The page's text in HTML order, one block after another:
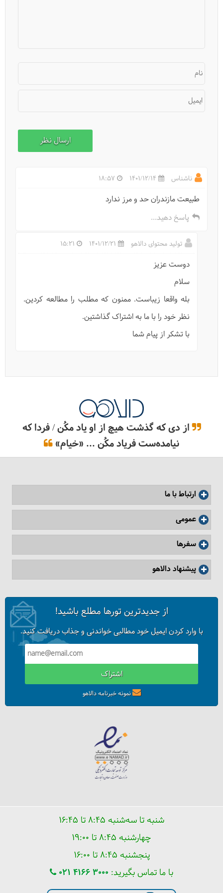
آبشار هریجان کجاست؟
آبشار سمبی کجاست؟
نام
ایمیل
ناشناس 1401/12/14
18:57
طبیعت مازندران حد و مرز ندارد
پاسخ دهید...
تولید محتوای دالاهو 1401/12/21
15:21
دوست عزیز
سلام
بله واقعا زیباست. ممنون که مطلب را مطالعه کردین.
نظر خود را با ما به اشتراک گذاشتین.
با تشکر از پیام شما
از دی که گذشت هیچ از او یاد مکُن / فردا که
نیامده‌ست فریاد مکُن ... «خیام»
ارتباط با ما
عمومی
سفرها
پیشنهاد دالاهو
از جدیدترین تورها مطلع باشید!
با وارد کردن ایمیل خود مطالبی خواندنی و جذاب دریافت کنید.
اشتراک
نمونه خبرنامه دالاهو
شنبه تا سه‌شنبه ۸:۴۵ تا ۱۶:۴۵
چهارشنبه ۸:۴۵ تا ۱۹:۰۰
پنجشنبه ۸:۴۵ تا ۱۶:۰۰
با ما تماس بگیرید: 021 4166 3000